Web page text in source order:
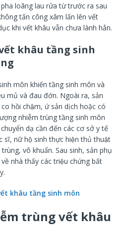
loãng lau rửa từ trước ra sau
tấn công xâm lấn lên vết
khi vết khâu vẫn chưa lành hẳn.
ết khâu tầng sinh
môn khiến tầng sinh môn và
mủ và đau đớn. Ngoài ra, sản
hồi chậm, ứ sản dịch hoặc có
nhiễm trùng tầng sinh môn
dạ cần đến các cơ sở y tế
sĩ, nữ hộ sinh thực hiện thủ thuật
vô khuẩn. Sau sinh, sản phụ
nhà thấy các triệu chứng bất
khâu tầng sinh môn
trùng vết khâu